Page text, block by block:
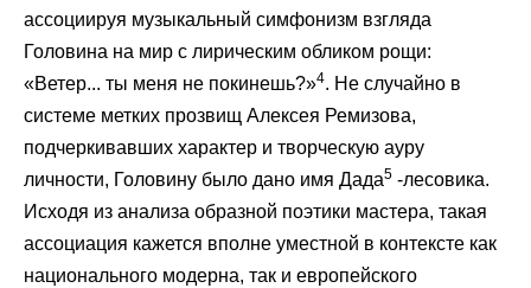
ассоциируя музыкальный симфонизм взгляда
Головина на мир с лирическим обликом рощи:
«Ветер... ты меня не покинешь?»4. Не случайно в
системе метких прозвищ Алексея Ремизова,
подчеркивавших характер и творческую ауру
личности, Головину было дано имя Дада5 -лесовика.
Исходя из анализа образной поэтики мастера, такая
ассоциация кажется вполне уместной в контексте как
национального модерна, так и европейского